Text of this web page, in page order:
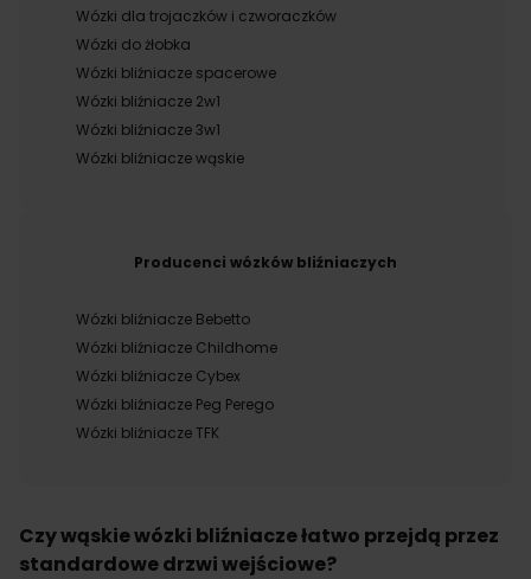
Wózki dla trojaczków i czworaczków
Wózki do żłobka
Wózki bliźniacze spacerowe
Wózki bliźniacze 2w1
Wózki bliźniacze 3w1
Wózki bliźniacze wąskie
Producenci wózków bliźniaczych
Wózki bliźniacze Bebetto
Wózki bliźniacze Childhome
Wózki bliźniacze Cybex
Wózki bliźniacze Peg Perego
Wózki bliźniacze TFK
Czy wąskie wózki bliźniacze łatwo przejdą przez
standardowe drzwi wejściowe?